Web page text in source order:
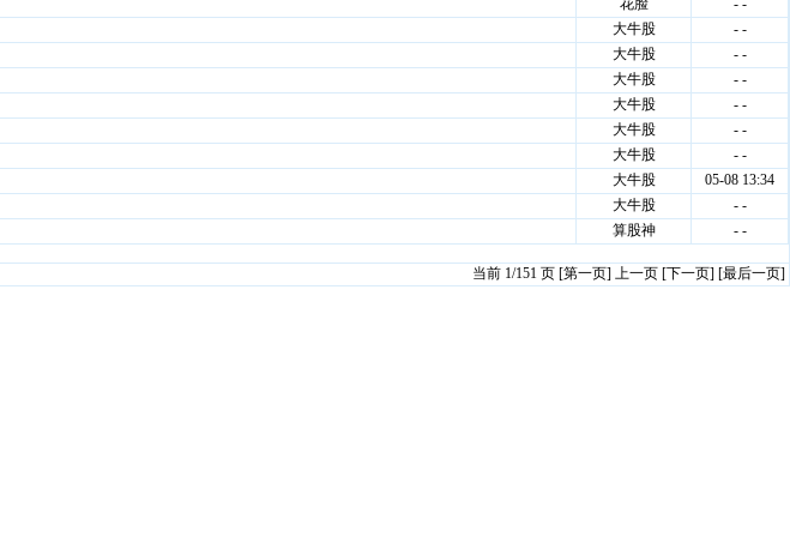
花脸
- -
大牛股
- -
大牛股
- -
大牛股
- -
大牛股
- -
大牛股
- -
大牛股
- -
大牛股
05-08 13:34
大牛股
- -
算股神 - -
当前 1/151 页 [第一页] 上一页 [下一页] [最后一页]